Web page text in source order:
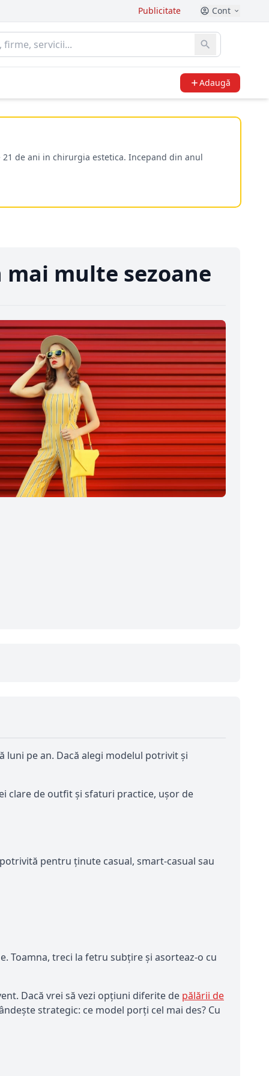
Publicitate Cont
Adaugă
de ani in chirurgia estetica. Incepand din anul
multe sezoane
pe an. Dacă alegi modelul potrivit și
clare de outfit și sfaturi practice, ușor de
pentru ținute casual, smart-casual sau
Toamna, treci la fetru subțire și asorteaz-o cu
Dacă vrei să vezi opțiuni diferite de pălării de
strategic: ce model porți cel mai des? Cu